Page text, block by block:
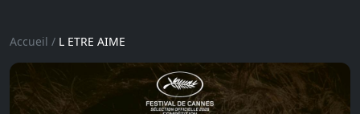
Accueil / L ETRE AIME